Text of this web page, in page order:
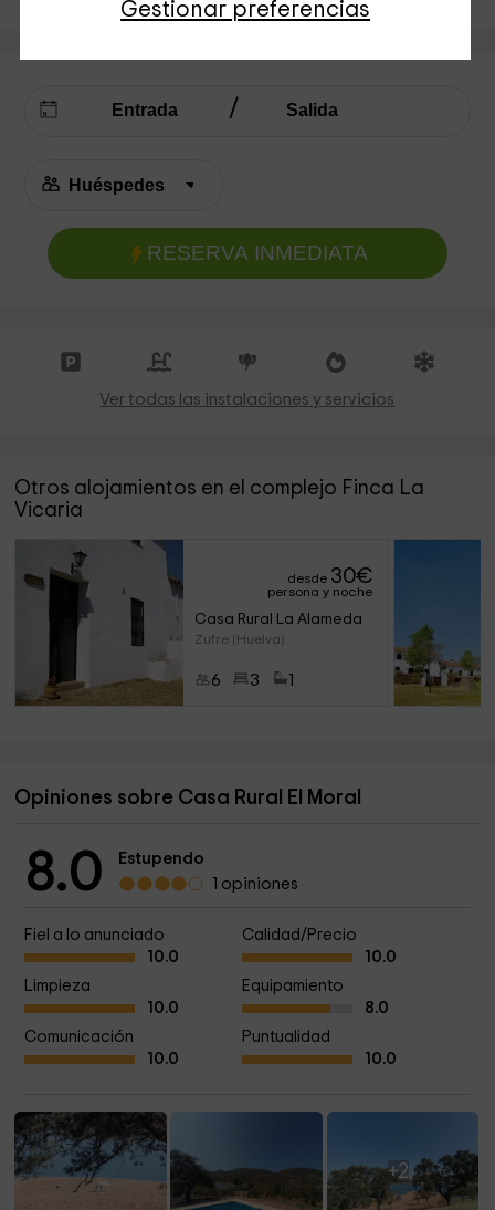
Gestionar preferencias
RESERVA INMEDIATA
Ver todas las instalaciones y servicios
Otros alojamientos en el complejo Finca La
Vicaria
desde 30€
persona y noche
Casa Rural La Alameda
Zufre (Huelva)
6 3
Opiniones sobre Casa Rural El Moral
8.0
Estupendo
1 opiniones
Fiel a lo anunciado
10.0
Calidad/Precio
10.0
Limpieza
10.0
Equipamiento
8.0
Comunicación
10.0
Puntualidad
10.0
+2